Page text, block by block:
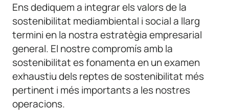
Ens dediquem a integrar els valors de la
sostenibilitat mediambiental i social a llarg
termini en la nostra estratègia empresarial
general. El nostre compromís amb la
sostenibilitat es fonamenta en un examen
exhaustiu dels reptes de sostenibilitat més
pertinent i més importants a les nostres
operacions.